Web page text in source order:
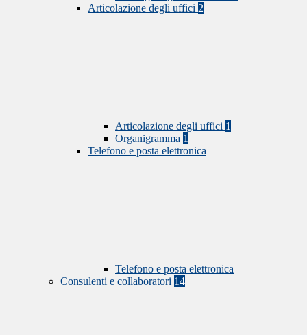
Articolazione degli uffici 2
Articolazione degli uffici 1
Organigramma 1
Telefono e posta elettronica
Telefono e posta elettronica
Consulenti e collaboratori 14